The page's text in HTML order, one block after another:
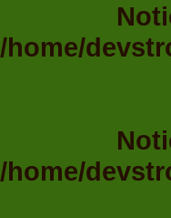
/home/
/home/